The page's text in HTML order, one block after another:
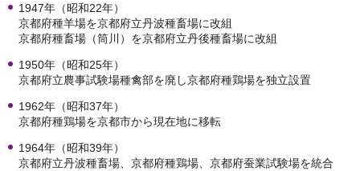
1947年（昭和22年）
京都府種羊場を京都府立丹波種畜場に改組
京都府種畜場（筒川）を京都府立丹後種畜場に改組
1950年（昭和25年）
京都府立農事試験場種禽部を廃し京都府種鶏場を独立設置
1962年（昭和37年）
京都府種鶏場を京都市から現在地に移転
1964年（昭和39年）
京都府立丹波種畜場、京都府種鶏場、京都府蚕業試験場を統合